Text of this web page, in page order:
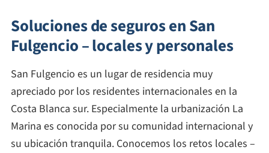
Soluciones de seguros en San
Fulgencio – locales y personales
San Fulgencio es un lugar de residencia muy
apreciado por los residentes internacionales en la
Costa Blanca sur. Especialmente la urbanización La
Marina es conocida por su comunidad internacional y
su ubicación tranquila. Conocemos los retos locales –